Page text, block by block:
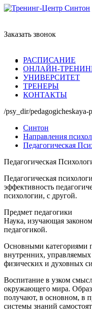
Заказать звонок
РАСПИСАНИЕ
ОНЛАЙН-
УНИВЕРСИТЕТ
ТРЕНЕРЫ
КОНТАКТЫ
/psy_dir/pedagogicheskaya-
Синтон
Направления
Педагогическая
Педагогическая
Педагогическая
эффективность
психологии, с другой.
Предмет педагогики
Наука, изучающая
педагогикой.
Основными категориями
внутренних,
физических и духовных
Воспитание в узком
окружающего мира.
получают, в основном, в
системы знаний